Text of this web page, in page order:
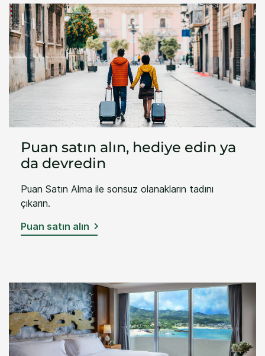
Puan satın alın, hediye edin ya
da devredin
Puan Satın Alma ile sonsuz olanakların tadını
çıkarın.
Puan satın alın